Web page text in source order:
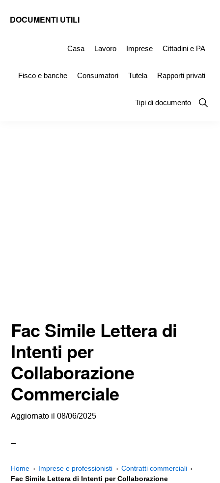
DOCUMENTI UTILI
Simile
Casa Lavoro Imprese Cittadini e PA
Fisco e banche Consumatori Tutela Rapporti privati
Tipi di documento
Show
Fac Simile Lettera di
Intenti per
Collaborazione
Commerciale
Aggiornato il08/06/2025
Home Imprese e professionisti
Contratti commerciali
Fac Simile Lettera di Intenti per Collaborazione